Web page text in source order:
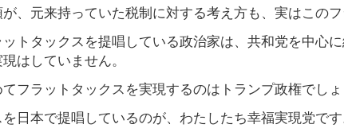
、元来持っていた税制に対する考え方も、実はこのフ
トタックスを提唱している政治家は、共和党を中心
はしていません。
フラットタックスを実現するのはトランプ政権でしょ
日本で提唱しているのが、わたしたち幸福実現党です